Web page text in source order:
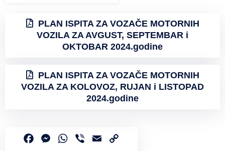
PLAN ISPITA ZA VOZAČE MOTORNIH
VOZILA ZA AVGUST, SEPTEMBAR i
OKTOBAR 2024.godine
PLAN ISPITA ZA VOZAČE MOTORNIH
VOZILA ZA KOLOVOZ, RUJAN i LISTOPAD
2024.godine
FacebookMessenger
WhatsApp
Viber Email